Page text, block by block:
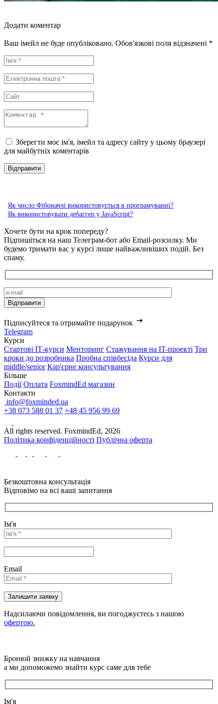
Додати коментар
Ваш імейл не буде опубліковано. Обов'язкові поля відзначені *
Зберегти моє ім'я, імейл та адресу сайту у цьому браузері
для майбутніх коментарів
Як число Фібоначчі використовується в програмуванні?
Як використовувати дебаггер у JavaScript?
Хочете бути на крок попереду?
Підпишіться на наш Телеграм-бот або Email-розсилку. Ми
будемо тримати вас у курсі лише найважливіших подій. Без
спаму.
Підписуйтеся та отримайте подарунок
Telegram
Курси
Стартові IТ-курси Менторинг Стажування на IT-проекті Три
кроки до розробника Пробна співбесіда Курси для
middle/senior Кар'єрне консультування
Більше
Події Оплата FoxmindEd магазин
Контакти
info@foxminded.ua
+38 073 588 01 37 +48 45 956 99 69
All rights reserved. FoxmindEd, 2026
Політика конфіденційності Публічна оферта
Безкоштовна консультація
Відповімо на всі ваші запитання
Ім'я
Email
Надсилаючи повідомлення, ви погоджуєтесь з нашою
офертою.
Бронюй знижку на навчання
а ми допоможемо знайти курс саме для тебе
Ім'я